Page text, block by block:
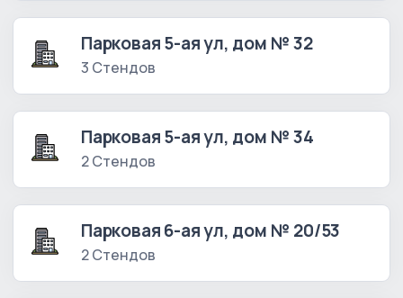
Парковая 5-ая ул, дом № 32
3 Стендов
Парковая 5-ая ул, дом № 34
2 Стендов
Парковая 6-ая ул, дом № 20/53
2 Стендов